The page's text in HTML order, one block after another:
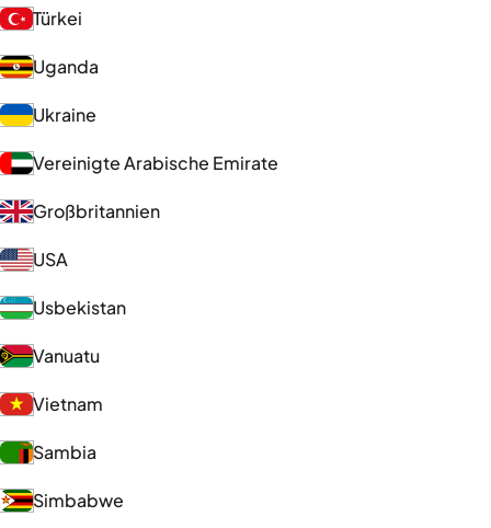
Türkei
Uganda
Ukraine
Vereinigte Arabische Emirate
Großbritannien
USA
Usbekistan
Vanuatu
Vietnam
Sambia
Simbabwe